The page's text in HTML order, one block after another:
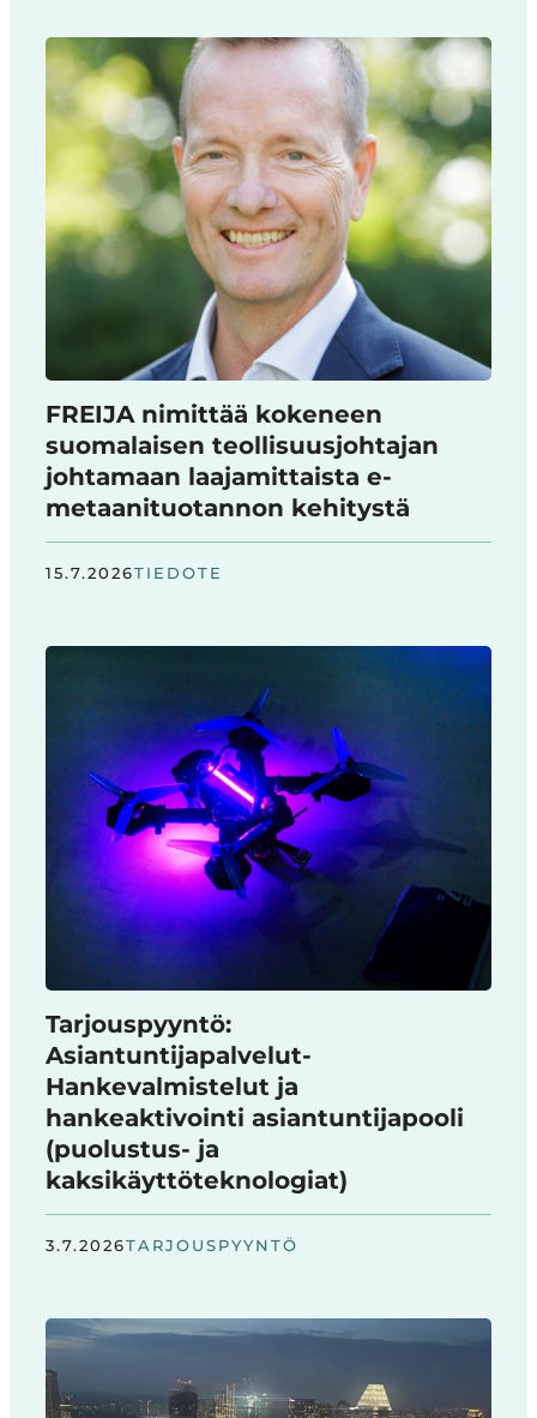
FREIJA nimittää kokeneen
suomalaisen teollisuusjohtajan
johtamaan laajamittaista e-
metaanituotannon kehitystä
15.7.2026TIEDOTE
Tarjouspyyntö:
Asiantuntijapalvelut-
Hankevalmistelut ja
hankeaktivointi asiantuntijapooli
(puolustus- ja
kaksikäyttöteknologiat)
3.7.2026TARJOUSPYYNTÖ